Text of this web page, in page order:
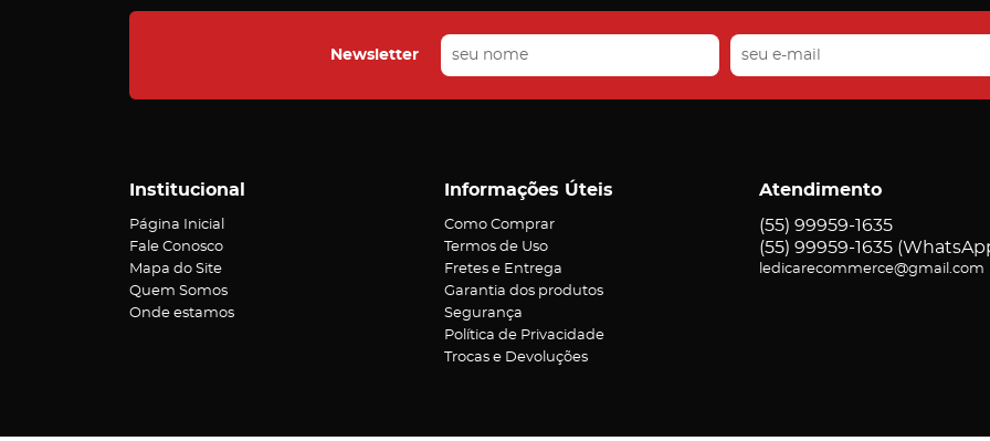
Newsletter
Institucional
Página Inicial
Fale Conosco
Mapa do Site
Quem Somos
Onde estamos
Informações Úteis
Como Comprar
Termos de Uso
Fretes e Entrega
Garantia dos produtos
Segurança
Política de Privacidade
Trocas e Devoluções
Atendimento
(55) 99959-1635
(55) 99959-1635
ledicarecommerce@gmail.com